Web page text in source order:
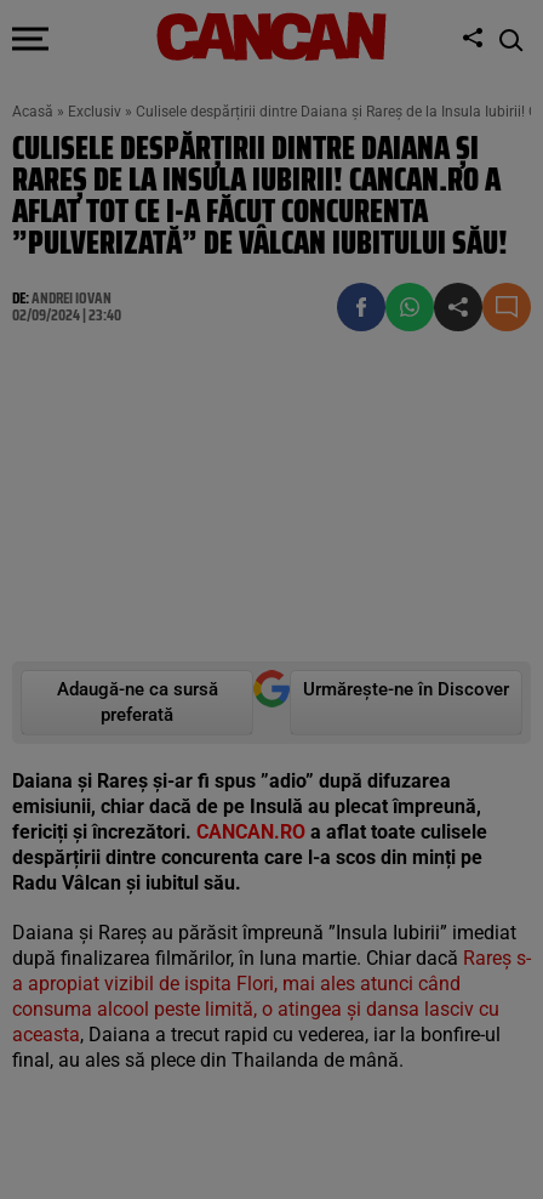
Acasă » Exclusiv » Culisele despărțirii dintre Daiana și Rareș de la Insula Iubirii!
CULISELE DESPĂRȚIRII DINTRE DAIANA ȘI
RAREȘ DE LA INSULA IUBIRII! CANCAN.RO A
AFLAT TOT CE I-A FĂCUT CONCURENTA
”PULVERIZATĂ” DE VÂLCAN IUBITULUI SĂU!
DE:ANDREI IOVAN
02/09/2024 | 23:40
Adaugă-ne ca sursă
preferată
Urmărește-ne în Discover
Daiana și Rareș și-ar fi spus ”adio” după difuzarea
emisiunii, chiar dacă de pe Insulă au plecat împreună,
fericiți și încrezători. CANCAN.RO a aflat toate culisele
despărțirii dintre concurenta care l-a scos din minți pe
Radu Vâlcan și iubitul său.
Daiana și Rareș au părăsit împreună ”Insula Iubirii” imediat
după finalizarea filmărilor, în luna martie. Chiar dacă Rareș s-
a apropiat vizibil de ispita Flori, mai ales atunci când
consuma alcool peste limită, o atingea și dansa lasciv cu
aceasta, Daiana a trecut rapid cu vederea, iar la bonfire-ul
final, au ales să plece din Thailanda de mână.